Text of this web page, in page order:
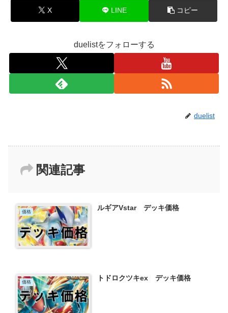
X LINE コピー
duelistをフォローする
duelist
関連記事
価格 ルギアVstar デッキ価格
価格 トドロクツキex デッキ価格